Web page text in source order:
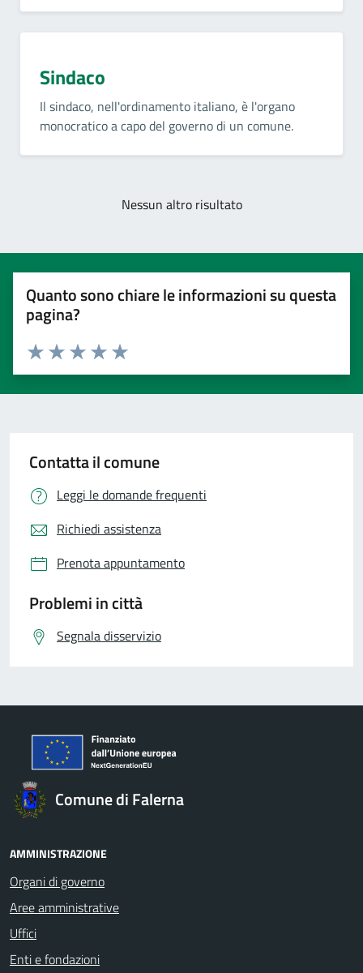
Sindaco
Il sindaco, nell'ordinamento italiano, è l'organo
monocratico a capo del governo di un comune.
Nessun altro risultato
Quanto sono chiare le informazioni su questa
pagina?
Valuta 5 stelle su 5
Valuta 4 stelle su 5
Valuta 3 stelle su 5
Valuta 2 stelle su 5
Valuta 1 stelle su 5
Contatta il comune
Leggi le domande frequenti
Richiedi assistenza
Prenota appuntamento
Problemi in città
Segnala disservizio
Comune di Falerna
AMMINISTRAZIONE
Organi di governo
Aree amministrative
Uffici
Enti e fondazioni